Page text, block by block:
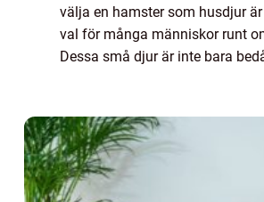
välja en hamster som husdjur
val för många människor runt
Dessa små djur är inte bara